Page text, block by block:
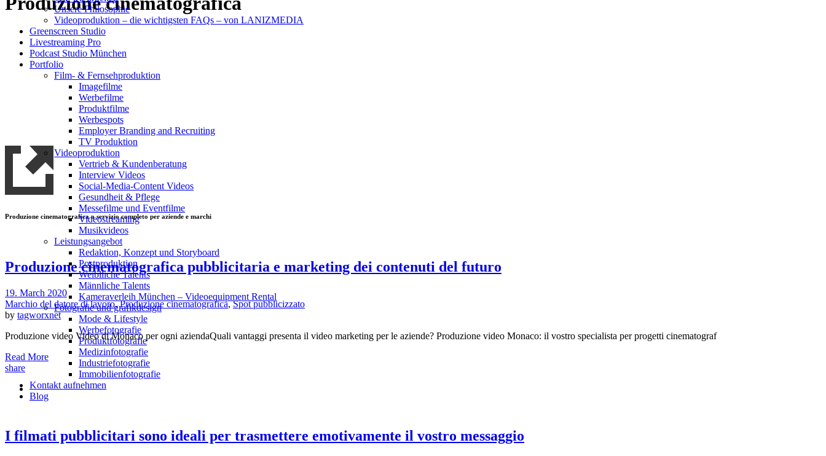
Unsere Philosophie
Videoproduktion – die wichtigsten FAQs – von LANIZMEDIA
Greenscreen Studio
Livestreaming Pro
Podcast Studio München
Portfolio
Film- & Fernsehproduktion
Imagefilme
Werbefilme
Produktfilme
Werbespots
Employer Branding and Recruiting
TV Produktion
Videoproduktion
Vertrieb & Kundenberatung
Interview Videos
Social-Media-Content Videos
Gesundheit & Pflege
Mes­se­filme und Eventfilme
Video­strea­ming
Musikvideos
Leis­tungs­an­ge­bot
Redak­ti­on, Kon­zept und Storyboard
Post­pro­duk­ti­on
Weiblliche Talents
Männliche Talents
Kameraverleih München – Videoequipment Rental
Fotografie und grafikdesign
Mode & Lifestyle
Werbefotografie
Produktfotografie
Medizinfotografie
Industriefotografie
Immobilienfotografie
Kontakt aufnehmen
Blog
Produzione cinematografica a servizio completo per aziende e marchi
Produzione cinematografica pubblicitaria e marketing dei contenuti del futuro
19. March 2020
Marchio del datore di lavoro,Produzione cinematografica,Spot pubblicizzato
by tagworxnet
Produzione video Video di Monaco per ogni aziendaQuali vantaggi presenta il video marketing per le aziende? Produzione video Monaco: il vostro specialista per progetti cinematograf
Read More
share
I filmati pubblicitari sono ideali per trasmettere emotivamente il vostro messaggio